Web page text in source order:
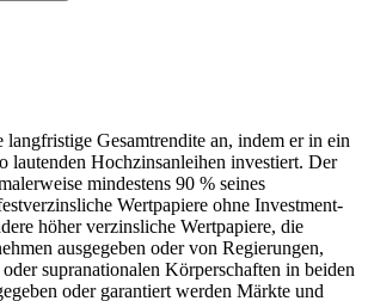
langfristige Gesamtrendite an, indem er in ein
lautenden Hochzinsanleihen investiert. Der
mindestens 90 % seines
Wertpapiere ohne Investment-
höher verzinsliche Wertpapiere, die
ausgegeben oder von Regierungen,
supranationalen Körperschaften in beiden
oder garantiert werden Märkte und